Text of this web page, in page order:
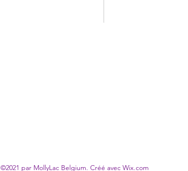
©2021 par MollyLac Belgium. Créé avec Wix.com